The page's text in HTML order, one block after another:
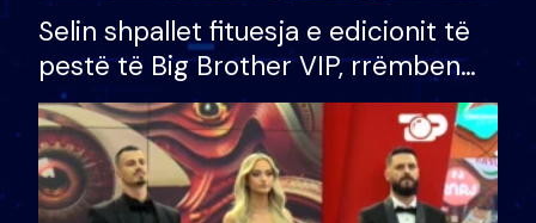
Selin shpallet fituesja e edicionit të
pestë të Big Brother VIP, rrëmben
çmimin e madh prej 100 mijë eurosh